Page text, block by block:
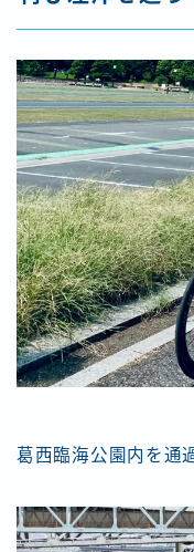
葛西臨海公園内を通